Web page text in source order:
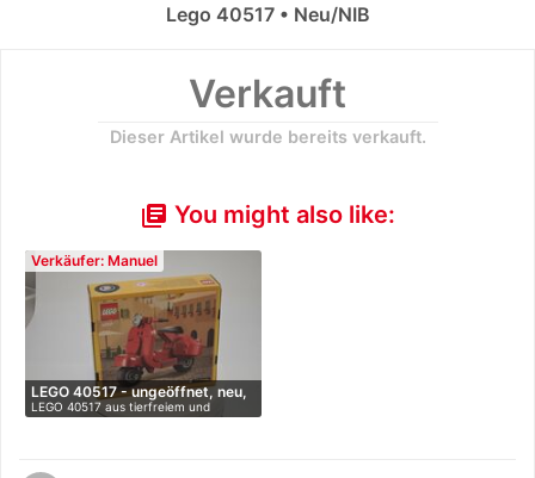
Verkauft
Dieser Artikel wurde bereits verkauft.
library_books You might also like:
Verkäufer: Manuel
LEGO 40517 - ungeöffnet, neu,
…
LEGO 40517 aus tierfreiem und
raucherfr…
Lego 40517 • Neu/NIB